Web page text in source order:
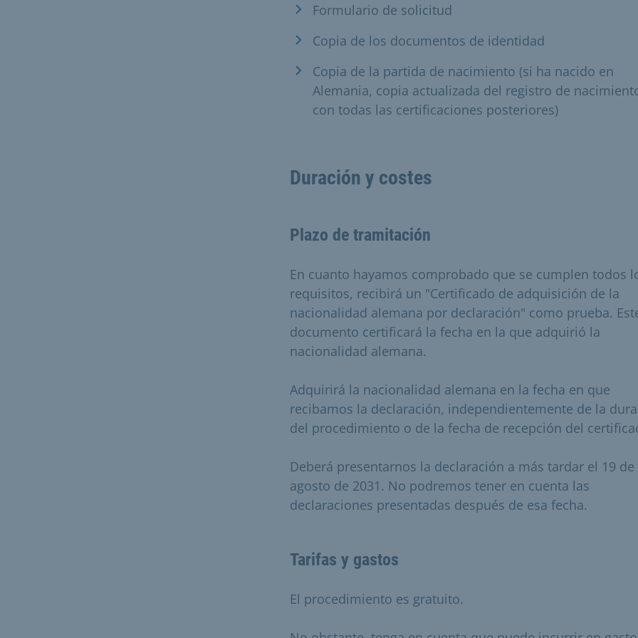
Formulario de solicitud
Copia de los documentos de identidad
Copia de la partida de nacimiento (si ha nacido en
Alemania, copia actualizada del registro de
con todas las certificaciones posteriores)
Duración y costes
Plazo de tramitación
En cuanto hayamos comprobado que se cumplen todos
requisitos, recibirá un "Certificado de adquisición de la
nacionalidad alemana por declaración" como prueba.
documento certificará la fecha en la que adquirió la
nacionalidad alemana.
Adquirirá la nacionalidad alemana en la fecha en que
recibamos la declaración, independientemente de la
del procedimiento o de la fecha de recepción del
Deberá presentarnos la declaración a más tardar el 19 de
agosto de 2031. No podremos tener en cuenta las
declaraciones presentadas después de esa fecha.
Tarifas y gastos
El procedimiento es gratuito.